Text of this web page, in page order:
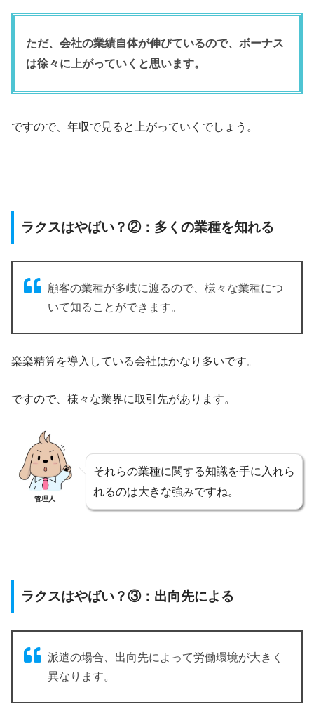
ただ、会社の業績自体が伸びているので、ボーナス
は徐々に上がっていくと思います。
ですので、年収で見ると上がっていくでしょう。
ラクスはやばい？②：多くの業種を知れる
顧客の業種が多岐に渡るので、様々な業種につ
いて知ることができます。
楽楽精算を導入している会社はかなり多いです。
ですので、様々な業界に取引先があります。
管理人
それらの業種に関する知識を手に入れら
れるのは大きな強みですね。
ラクスはやばい？③：出向先による
派遣の場合、出向先によって労働環境が大きく
異なります。